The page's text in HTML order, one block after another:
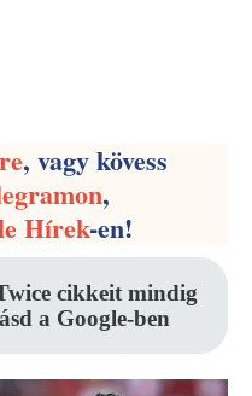
, vagy kövess
,
Hírek-en!
cikkeit mindig
a Google-ben